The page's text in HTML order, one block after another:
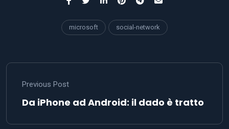
microsoft social-network
Previous Post
Da iPhone ad Android: il dado è tratto